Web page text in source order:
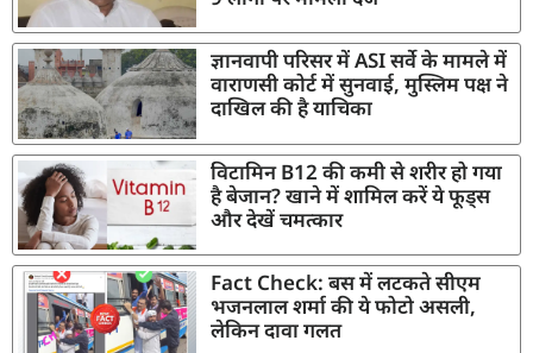
ज्ञानवापी परिसर में ASI सर्वे के मामले में
वाराणसी कोर्ट में सुनवाई, मुस्लिम पक्ष ने
दाखिल की है याचिका
विटामिन B12 की कमी से शरीर हो गया
है बेजान? खाने में शामिल करें ये फूड्स
और देखें चमत्कार
Fact Check: बस में लटकते सीएम
भजनलाल शर्मा की ये फोटो असली,
लेकिन दावा गलत